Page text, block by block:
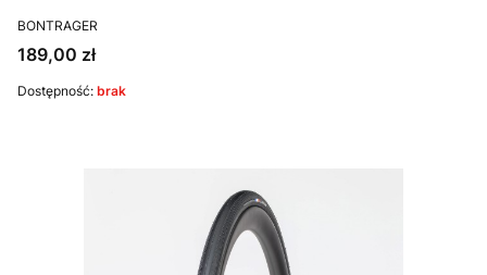
PRODUCENT
BONTRAGER
Cena
189,00 zł
Dostępność: brak